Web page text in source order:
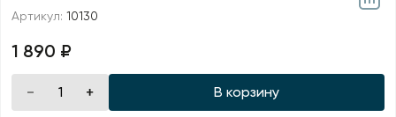
Артикул: 10130
1 890 ₽
В корзину